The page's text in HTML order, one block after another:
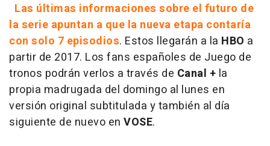
Las últimas informaciones sobre el futuro de
la serie apuntan a que la nueva etapa contaría
con solo 7 episodios. Estos llegarán a la HBO a
partir de 2017. Los fans españoles de Juego de
tronos podrán verlos a través de Canal + la
propia madrugada del domingo al lunes en
versión original subtitulada y también al día
siguiente de nuevo en VOSE.